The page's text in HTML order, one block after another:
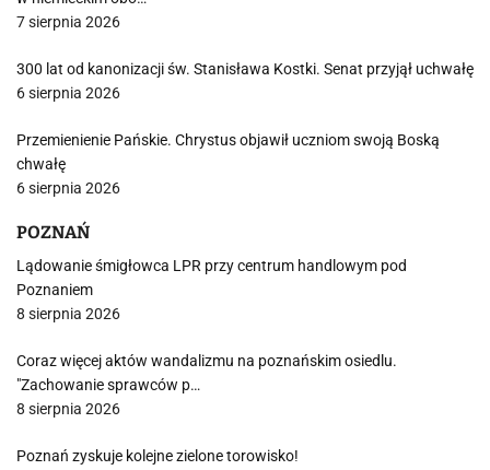
7 sierpnia 2026
300 lat od kanonizacji św. Stanisława Kostki. Senat przyjął uchwałę
6 sierpnia 2026
Przemienienie Pańskie. Chrystus objawił uczniom swoją Boską
chwałę
6 sierpnia 2026
POZNAŃ
Lądowanie śmigłowca LPR przy centrum handlowym pod
Poznaniem
8 sierpnia 2026
Coraz więcej aktów wandalizmu na poznańskim osiedlu.
"Zachowanie sprawców p…
8 sierpnia 2026
Poznań zyskuje kolejne zielone torowisko!